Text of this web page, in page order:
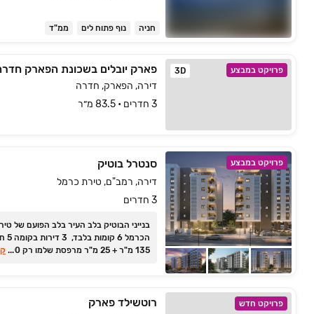
חניה נוף פתוח לים ממ"ד
פרויקט במבצע 3D פארק יובלים בשכונת הפארק
דירה, הפארק, חדרה
3 חדרים • 83.5 מ״ר
פרויקט במבצע סנטרל בוטיק
דירה, רמב"ם, טירת כרמל
3 חדרים
בנייני הבוטיק בלב העיר בלב הפועם של
135 מ"ר + 25 מ"ר
...
פרויקט חדש רוטשילד פארק